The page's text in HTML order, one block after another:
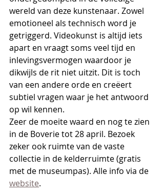
wereld van deze kunstenaar. Zowel
emotioneel als technisch word je
getriggerd. Videokunst is altijd iets
apart en vraagt soms veel tijd en
inlevingsvermogen waardoor je
dikwijls de rit niet uitzit. Dit is toch
van een andere orde en creëert
subtiel vragen waar je het antwoord
op wil kennen.
Zeer de moeite waard en nog te zien
in de Boverie tot 28 april. Bezoek
zeker ook ruimte van de vaste
collectie in de kelderruimte (gratis
met de museumpas). Alle info via de
website.